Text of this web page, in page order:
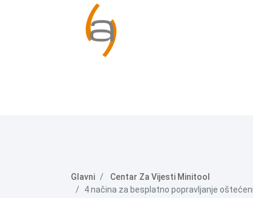
Glavni
Centar Za Vijesti Minitool
4 načina za besplatno popravljanje